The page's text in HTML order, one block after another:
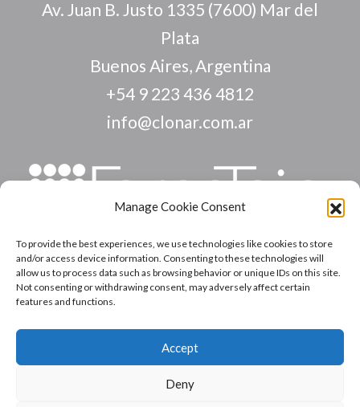
Manage Cookie Consent
To provide the best experiences, we use technologies like cookies to store
and/or access device information. Consenting to these technologies will
allow us to process data such as browsing behavior or unique IDs on this site.
Not consenting or withdrawing consent, may adversely affect certain
features and functions.
Accept
Deny
Av. Juan B. Justo 1335 (7600) Mar del
Plata
Buenos Aires, Argentina
+54 9 223 436 4812
info@clonar.com.ar
INICIO
NOSOTROS
EMPRENDEDORES
CONTACTO